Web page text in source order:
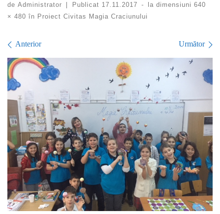
de Administrator | Publicat 17.11.2017 - la dimensiuni 640
× 480 în Proiect Civitas Magia Craciunului
Navigare în imagini
Anterior Următor